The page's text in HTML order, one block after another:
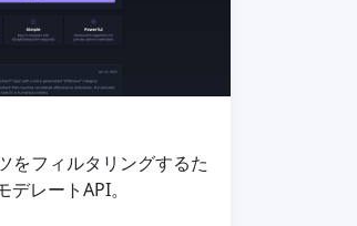
をフィルタリングするた
レートAPI。